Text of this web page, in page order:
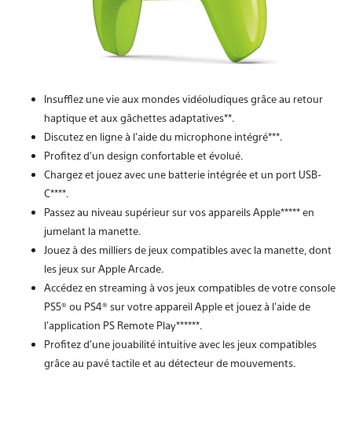
Insufflez une vie aux mondes vidéoludiques grâce au retour
haptique et aux gâchettes adaptatives**.
Discutez en ligne à l'aide du microphone intégré***.
Profitez d'un design confortable et évolué.
Chargez et jouez avec une batterie intégrée et un port USB-
C****.
Passez au niveau supérieur sur vos appareils Apple***** en
jumelant la manette.
Jouez à des milliers de jeux compatibles avec la manette, dont
les jeux sur Apple Arcade.
Accédez en streaming à vos jeux compatibles de votre console
PS5® ou PS4® sur votre appareil Apple et jouez à l'aide de
l'application PS Remote Play******.
Profitez d'une jouabilité intuitive avec les jeux compatibles
grâce au pavé tactile et au détecteur de mouvements.